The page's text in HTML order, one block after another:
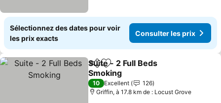
Sélectionnez des dates pour voir
les prix exacts
Consulter les prix
PartagerAjouter à mes favoris
Suite - 2 Full Beds
Smoking
10 Excellent
126
Griffin, à 17.8 km de : Locust Grove